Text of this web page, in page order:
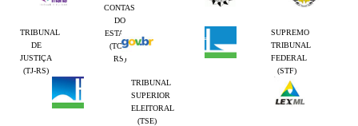
CONTAS
DO
ESTADO
(TCE-
RS)
TRIBUNAL
DE
JUSTIÇA
(TJ-RS)
SUPREMO
TRIBUNAL
FEDERAL
(STF)
TRIBUNAL
SUPERIOR
ELEITORAL
(TSE)